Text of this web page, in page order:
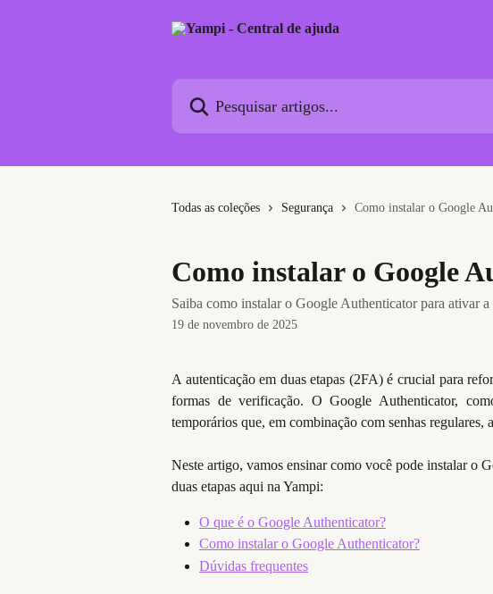
Todas as coleções Segurança Como instalar o Google
Como instalar o Google
Saiba como instalar o Google Authenticator para ativar
19 de novembro de 2025
A autenticação em duas etapas (2FA) é crucial para
formas de verificação. O Google Authenticator,
temporários que, em combinação com senhas regulares,
Neste artigo, vamos ensinar como você pode instalar o
duas etapas aqui na Yampi:
O que é o Google Authenticator?
Como instalar o Google Authenticator?
Dúvidas frequentes